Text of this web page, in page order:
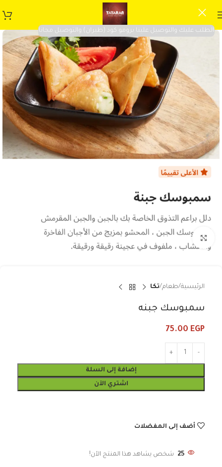
الطلب عليك والتوصيل علينا برومو كود (طيران) والتوصيل مجانا
Click to enlarge
الرئيسية طعام تكا
سمبوسك جبنه
75.00 EGP
إضافة إلى السلة
اشتري الآن
أضف إلى المفضلات
25 شخص يشاهد هذا المنتج الآن!